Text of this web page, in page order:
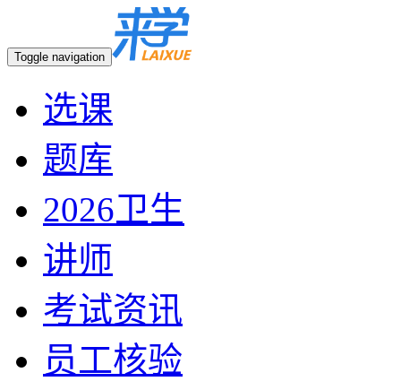
Toggle navigation
选课
题库
2026卫生
讲师
考试资讯
员工核验